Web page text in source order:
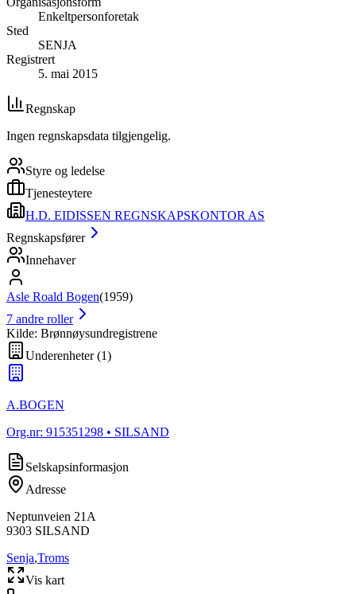
Enkeltpersonforetak
Sted
SENJA
Registrert
5. mai 2015
Regnskap
Ingen regnskapsdata tilgjengelig.
Styre og ledelse
Tjenesteytere
H.D. EIDISSEN REGNSKAPSKONTOR AS
Regnskapsfører
Innehaver
Asle Roald Bogen(1959)
7 andre roller
Kilde: Brønnøysundregistrene
Underenheter(1)
A.BOGEN
Org.nr: 915351298 • SILSAND
Selskapsinformasjon
Adresse
Neptunveien 21A
9303 SILSAND
Senja,Troms
Vis kart